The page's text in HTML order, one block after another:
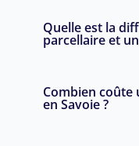
Quelle est la
parcellaire et
Combien coûte
en Savoie ?